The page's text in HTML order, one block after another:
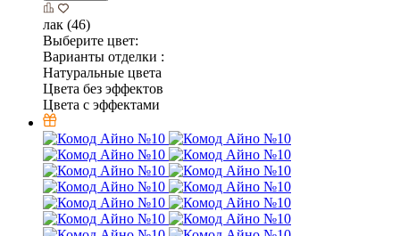
лак (46)
Выберите цвет:
Варианты отделки :
Натуральные цвета
Цвета без эффектов
Цвета с эффектами